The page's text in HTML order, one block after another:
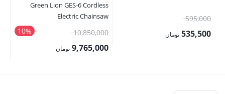
595,000قیمت
اصلی:535,500 تومان
Green Lion GES-6 Cordless
Electric Chainsaw
10% 10,850,000قیمت
اصلی: 9,765,000 تومان